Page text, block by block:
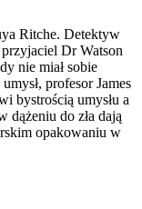
Ritche. Detektyw
Dr Watson
nie miał sobie
profesor James
bystrością umysłu a
dążeniu do zła dają
opakowaniu w